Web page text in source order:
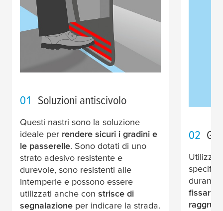
01 Soluzioni antiscivolo
Questi nastri sono la soluzione
ideale per rendere sicuri i gradini e
le passerelle. Sono dotati di uno
strato adesivo resistente e
durevole, sono resistenti alle
intemperie e possono essere
utilizzati anche con strisce di
segnalazione per indicare la strada.
02
Utilizza
specifici
durante
fissarli